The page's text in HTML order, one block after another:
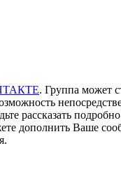
. Группа может
рассказать
дополнить Ваше